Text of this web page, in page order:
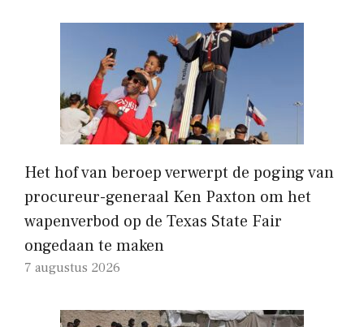
Het hof van beroep verwerpt de poging van
procureur-generaal Ken Paxton om het
wapenverbod op de Texas State Fair
ongedaan te maken
7 augustus 2026